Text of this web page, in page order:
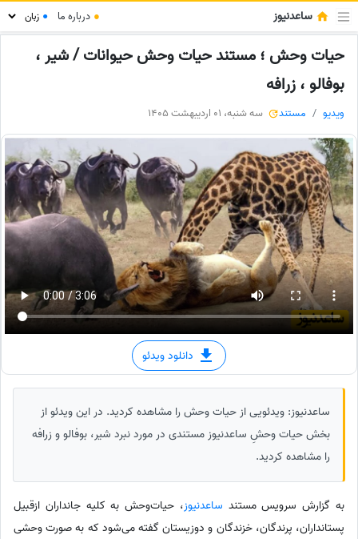
ساعدنیوز ● درباره ما ●
حیات وحش ؛ مستند حیات وحش حیوانات / شیر ،
بوفالو ، زرافه
ویدیو مستند سه شنبه، 01 اردیبهشت 1405
دانلود ویدئو
ساعدنیوز: ویدئویی از حیات وحش را مشاهده کردید. در این ویدئو از
بخش حیات وحشِ ساعدنیوز مستندی در مورد نبرد شیر، بوفالو و زرافه
را مشاهده کردید.
به گزارش سرویس مستند ساعدنیوز، حیات‌وحش به کلیه جانداران ازقبیل
پستانداران، پرندگان، خزندگان و دوزیستان گفته می‌شود که به صورت وحشی